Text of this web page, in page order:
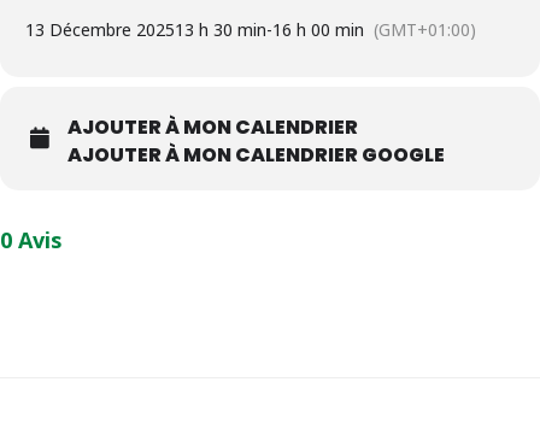
13 Décembre 202513 h 30 min-16 h 00 min (GMT+01:00)
AJOUTER À MON CALENDRIER
AJOUTER À MON CALENDRIER GOOGLE
0 Avis